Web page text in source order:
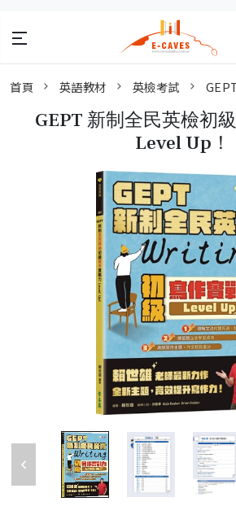
首頁 英語教材 英檢考試
GEPT 新制全民英檢初
Level Up！